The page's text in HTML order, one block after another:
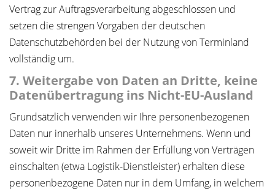
Vertrag zur Auftragsverarbeitung abgeschlossen und
setzen die strengen Vorgaben der deutschen
Datenschutzbehörden bei der Nutzung von Terminland
vollständig um.
7. Weitergabe von Daten an Dritte, keine
Datenübertragung ins Nicht-EU-Ausland
Grundsätzlich verwenden wir Ihre personenbezogenen
Daten nur innerhalb unseres Unternehmens. Wenn und
soweit wir Dritte im Rahmen der Erfüllung von Verträgen
einschalten (etwa Logistik-Dienstleister) erhalten diese
personenbezogene Daten nur in dem Umfang, in welchem